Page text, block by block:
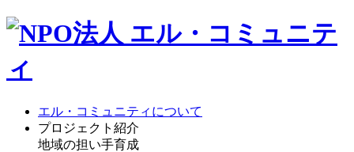
エル・コミュニティについて
プロジェクト紹介
地域の担い手育成